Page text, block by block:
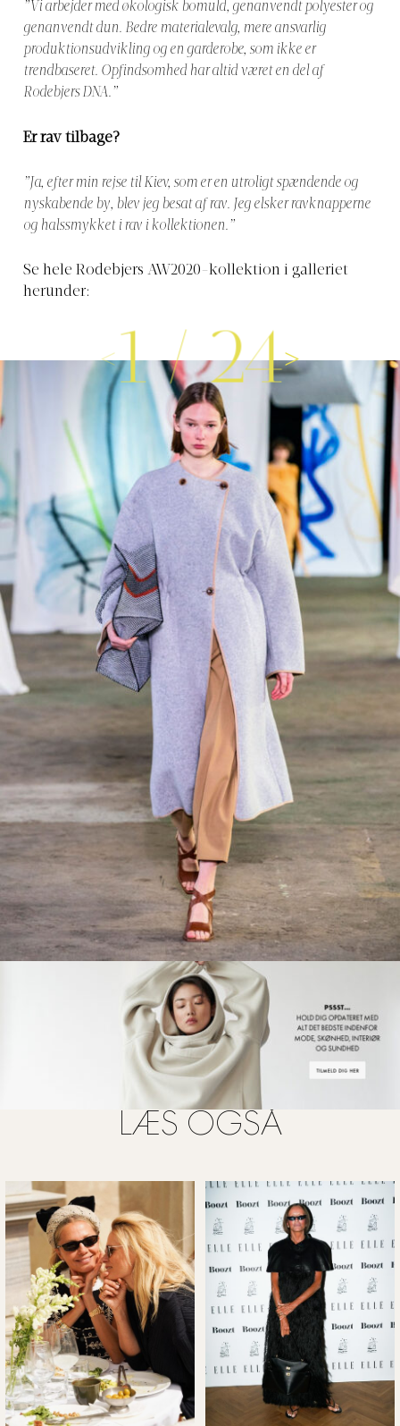
”Vi arbejder med økologisk bomuld, genanvendt polyester og
genanvendt dun. Bedre materialevalg, mere ansvarlig
produktionsudvikling og en garderobe, som ikke er
trendbaseret. Opfindsomhed har altid været en del af
Rodebjers DNA.”
Er rav tilbage?
”Ja, efter min rejse til Kiev, som er en utroligt spændende og
nyskabende by, blev jeg besat af rav. Jeg elsker ravknapperne
og halssmykket i rav i kollektionen.”
Se hele Rodebjers AW2020-kollektion i galleriet
herunder:
1/24
FOTO: IMAXTREE
LÆS OGSÅ